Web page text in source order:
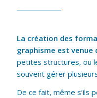
La création des
graphisme est venue
petites structures, ou
souvent gérer
De ce fait, même s’ils